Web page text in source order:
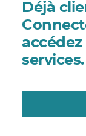
Déjà
accédez
services.